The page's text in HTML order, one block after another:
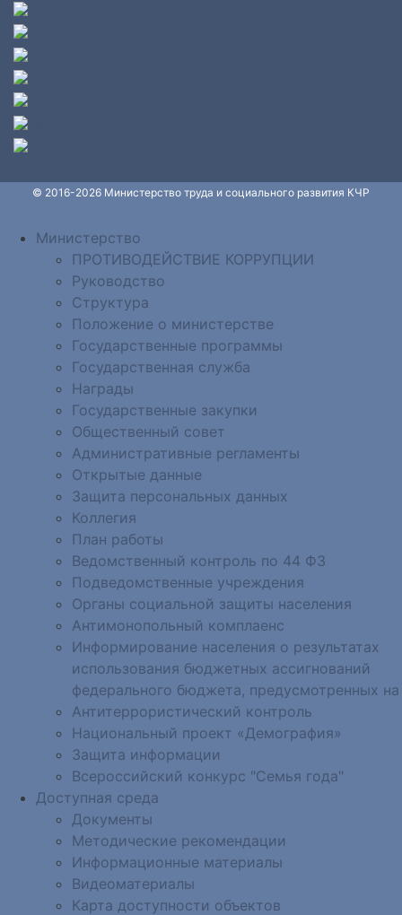
© 2016-2026 Министерство труда и социального развития КЧР
Министерство
ПРОТИВОДЕЙСТВИЕ КОРРУПЦИИ
Руководство
Структура
Положение о министерстве
Государственные программы
Государственная служба
Награды
Государственные закупки
Общественный совет
Административные регламенты
Открытые данные
Защита персональных данных
Коллегия
План работы
Ведомственный контроль по 44 ФЗ
Подведомственные учреждения
Органы социальной защиты населения
Антимонопольный комплаенс
Информирование населения о результатах
использования бюджетных ассигнований
федерального бюджета, предусмотренных на
Антитеррористический контроль
Национальный проект «Демография»
Защита информации
Всероссийский конкурс "Семья года"
Доступная среда
Документы
Методические рекомендации
Информационные материалы
Видеоматериалы
Карта доступности объектов